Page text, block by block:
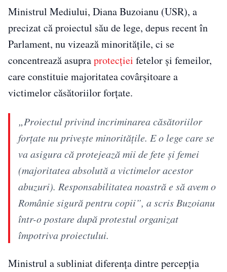
Ministrul Mediului, Diana Buzoianu (USR), a
precizat că proiectul său de lege, depus recent în
Parlament, nu vizează minoritățile, ci se
concentrează asupraprotecției fetelor și femeilor,
care constituie majoritatea covârșitoare a
victimelor căsătoriilor forțate.
„Proiectul privind incriminarea căsătoriilor
forţate nu priveşte minorităţile. E o lege care se
va asigura că protejează mii de fete şi femei
(majoritatea absolută a victimelor acestor
abuzuri). Responsabilitatea noastră e să avem o
Românie sigură pentru copii”, a scris Buzoianu
într-o postare după protestul organizat
împotriva proiectului.
Ministrul a subliniat diferența dintre percepția